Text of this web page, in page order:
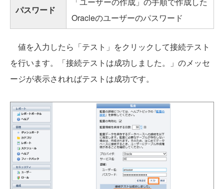
パスワード
Oracleのユーザーのパスワード
値を入力したら「テスト」をクリックして接続テスト
を行います。「接続テストは成功しました。」のメッセ
ージが表示されればテストは成功です。